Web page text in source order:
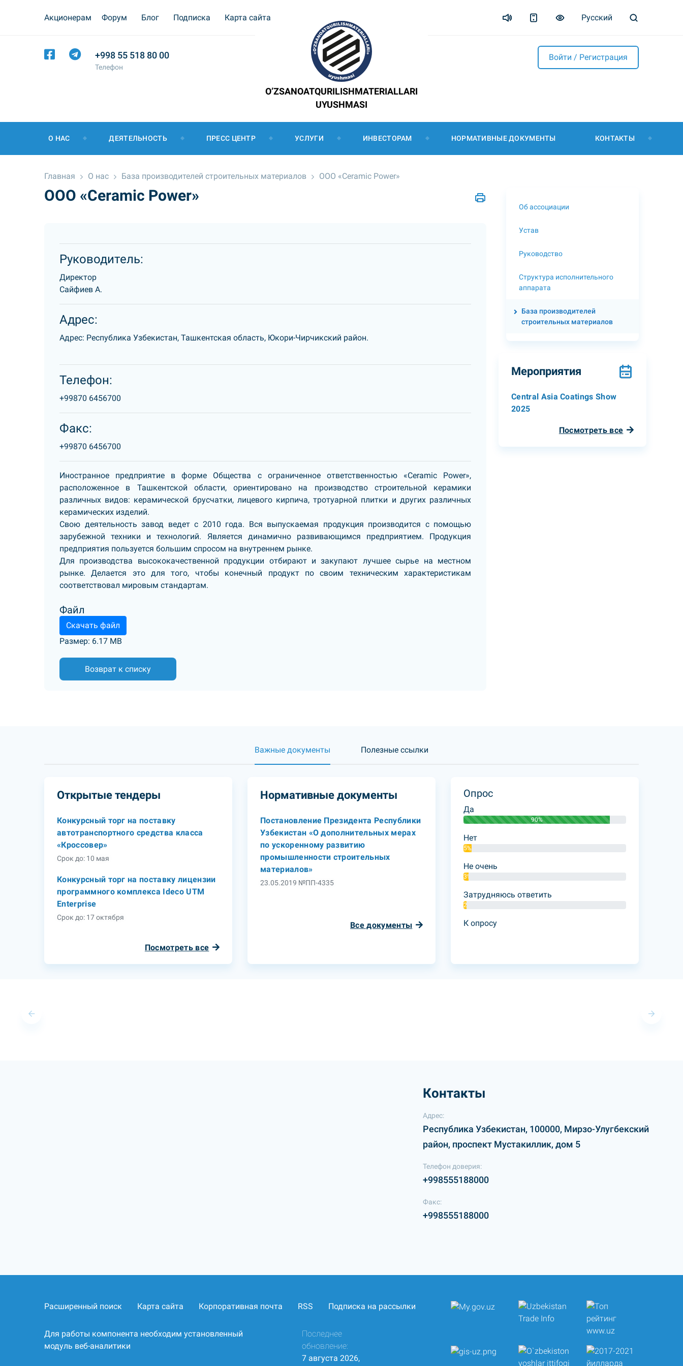
Акционерам Форум Блог Подписка Карта сайта Русский
+998 55 518 80 00
Телефон
Войти / Регистрация
O’ZSANOATQURILISHMATERIALLARI
UYUSHMASI
О НАС ДЕЯТЕЛЬНОСТЬ ПРЕСС ЦЕНТР УСЛУГИ ИНВЕСТОРАМ НОРМАТИВНЫЕ ДОКУМЕНТЫ КОНТАКТЫ
Главная О нас База производителей строительных материалов ООО «Ceramic Power»
ООО «Ceramic Power»
Руководитель:
Директор
Сайфиев А.
Адрес:
Адрес: Республика Узбекистан, Ташкентская область, Юкори-Чирчикский район.
Телефон:
+99870 6456700
Факс:
+99870 6456700
Иностранное предприятие в форме Общества с ограниченное ответственностью «Ceramic Power»,
расположенное в Ташкентской области, ориентировано на производство строительной керамики
различных видов: керамической брусчатки, лицевого кирпича, тротуарной плитки и других различных
керамических изделий.
Свою деятельность завод ведет с 2010 года. Вся выпускаемая продукция производится с помощью
зарубежной техники и технологий. Является динамично развивающимся предприятием. Продукция
предприятия пользуется большим спросом на внутреннем рынке.
Для производства высококачественной продукции отбирают и закупают лучшее сырье на местном
рынке. Делается это для того, чтобы конечный продукт по своим техническим характеристикам
соответствовал мировым стандартам.
Файл
Скачать файл
Размер: 6.17 MB
Возврат к списку
Об ассоциации
Устав
Руководство
Структура исполнительного
аппарата
База производителей
строительных материалов
Мероприятия
Central Asia Coatings Show
2025
Посмотреть все
Важные документы Полезные ссылки
Открытые тендеры
Конкурсный торг на поставку
автотранспортного средства класса
«Кроссовер»
Срок до: 10 мая
Конкурсный торг на поставку лицензии
программного комплекса Ideco UTM
Enterprise
Срок до: 17 октября
Посмотреть все
Нормативные документы
Постановление Президента Республики
Узбекистан «О дополнительных мерах
по ускоренному развитию
промышленности строительных
материалов»
23.05.2019 №ПП-4335
Все документы
Опрос
Да
90%
Нет
5%
Не очень
3%
Затрудняюсь ответить
2%
К опросу
Контакты
Адрес:
Республика Узбекистан, 100000, Мирзо-Улугбекский
район, проспект Мустакиллик, дом 5
Телефон доверия:
+998555188000
Факс:
+998555188000
Расширенный поиск Карта сайта Корпоративная почта RSS Подписка на рассылки
Для работы компонента необходим установленный
модуль веб-аналитики
Последнее
обновление:
7 августа 2026,